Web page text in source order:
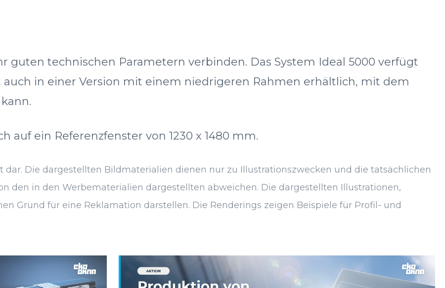
guten technischen Parametern verbinden. Das System Ideal 5000 verfügt
auch in einer Version mit einem niedrigeren Rahmen erhältlich, mit dem
auf ein Referenzfenster von 1230 x 1480 mm.
Die dargestellten Bildmaterialien dienen nur zu Illustrationszwecken und die tatsächlichen
den in den Werbematerialien dargestellten abweichen. Die dargestellten Illustrationen,
Grund für eine Reklamation darstellen. Die Renderings zeigen Beispiele für Profil- und